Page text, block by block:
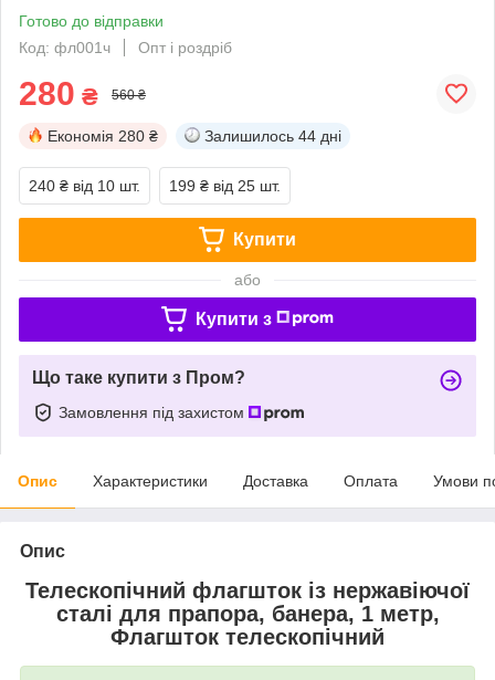
Готово до відправки
Код: фл001ч
Опт і роздріб
280 ₴ 560 ₴
Економія 280 ₴ Залишилось 44 дні
240 ₴ від 10 шт. 199 ₴ від 25 шт.
Купити
або
Купити з
Що таке купити з Пром?
Замовлення під захистом
Опис Характеристики Доставка Оплата Умови
Опис
Телескопічний флагшток із нержавіючої
сталі для прапора, банера, 1 метр,
Флагшток телескопічний